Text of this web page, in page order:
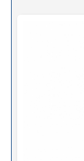
■配送先・条
＜法人様限定
小口送り付
＊東京都・